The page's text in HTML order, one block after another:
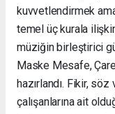
kuvvetlendirmek
temel üç kurala
müziğin birleştirici
Maske Mesafe,
hazırlandı. Fikir,
çalışanlarına ait